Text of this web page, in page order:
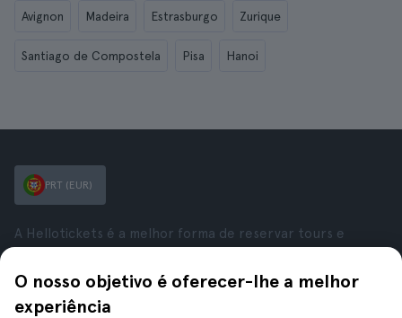
Avignon Madeira Estrasburgo Zurique
Santiago de Compostela Pisa Hanoi
O nosso objetivo é oferecer-lhe a melhor
experiência
PRT (EUR)
A Hellotickets é a melhor forma de reservar tours e
© Hello Ticket, SL.